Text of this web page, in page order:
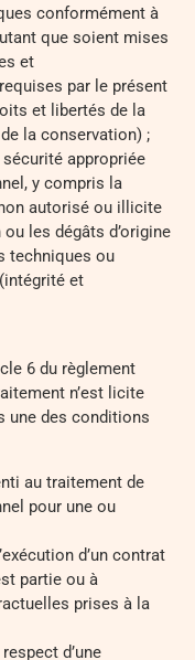
conformément à
que soient mises
et
par le présent
et libertés de la
la conservation) ;
appropriée
y compris la
autorisé ou illicite
les dégâts d’origine
techniques ou
et
6 du règlement
n’est licite
une des conditions
au traitement de
pour une ou
d’un contrat
partie ou à
prises à la
d’une